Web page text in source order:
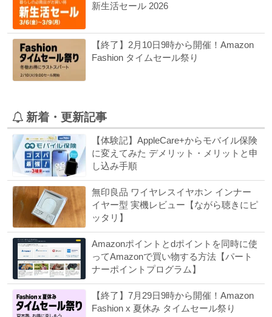
新生活セール 2026
【終了】2月10日9時から開催！Amazon
Fashion タイムセール祭り
新着・更新記事
【体験記】AppleCare+からモバイル保険
に変えてみた デメリット・メリットと申
し込み手順
無印良品 ワイヤレスイヤホン インナー
イヤー型 実機レビュー【ながら聴きにピ
ッタリ】
Amazonポイントとdポイントを同時に使
ってAmazonで買い物する方法【パート
ナーポイントプログラム】
【終了】7月29日9時から開催！Amazon
Fashion x 夏休み タイムセール祭り